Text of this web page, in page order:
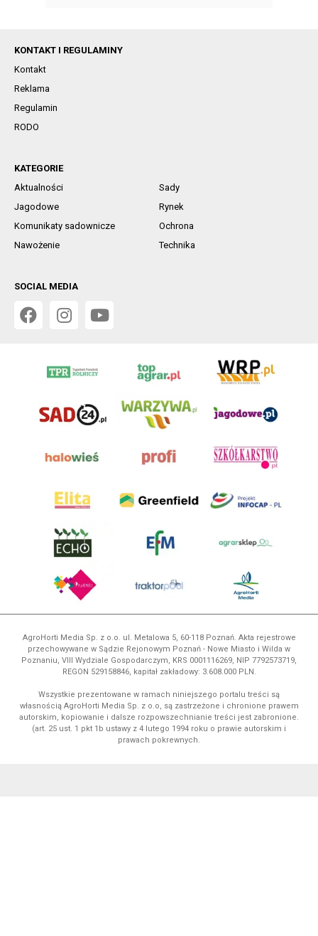
KONTAKT I REGULAMINY
Kontakt
Reklama
Regulamin
RODO
KATEGORIE
Aktualności
Sady
Jagodowe
Rynek
Komunikaty sadownicze
Ochrona
Nawożenie
Technika
SOCIAL MEDIA
AgroHorti Media Sp. z o.o. ul. Metalowa 5, 60-118 Poznań. Akta rejestrowe
przechowywane w Sądzie Rejonowym Poznań - Nowe Miasto i Wilda w
Poznaniu, VIII Wydziale Gospodarczym, KRS 0001116269, NIP 7792573719,
REGON 529158846, kapitał zakładowy: 3.608.000 PLN.
Wszystkie prezentowane w ramach niniejszego portalu treści są
własnością AgroHorti Media Sp. z o.o, są zastrzeżone i chronione prawem
autorskim, kopiowanie i dalsze rozpowszechnianie treści jest zabronione.
(art. 25 ust. 1 pkt 1b ustawy z 4 lutego 1994 roku o prawie autorskim i
prawach pokrewnych.